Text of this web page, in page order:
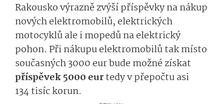
Rakousko výrazně zvýší příspěvky na nákup
nových elektromobilů, elektrických
motocyklů ale i mopedů na elektrický
pohon. Při nákupu elektromobilů tak místo
současných 3000 eur bude možné získat
příspěvek 5000 eurtedy v přepočtu asi
134 tisíc korun.